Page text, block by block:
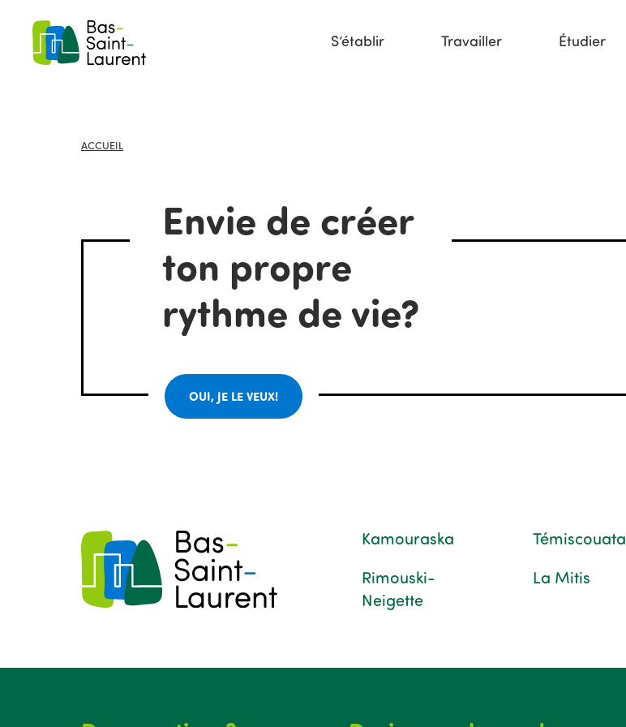
S’établir Travailler Étudier
ACCUEIL
Envie de créer
ton propre
rythme de vie?
OUI, JE LE VEUX!
Kamouraska Témiscouata
Rimouski-
Neigette
La Mitis